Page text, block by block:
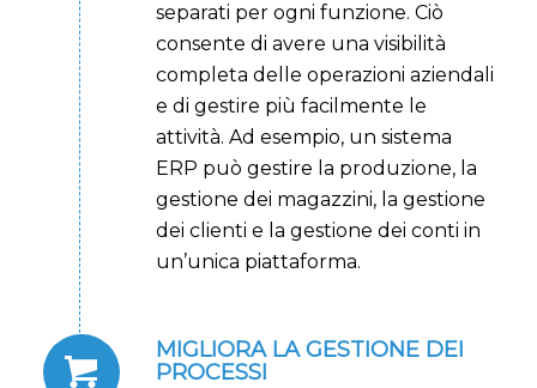
separati per ogni funzione. Ciò
consente di avere una visibilità
completa delle operazioni aziendali
e di gestire più facilmente le
attività. Ad esempio, un sistema
ERP può gestire la produzione, la
gestione dei magazzini, la gestione
dei clienti e la gestione dei conti in
un’unica piattaforma.
MIGLIORA LA GESTIONE DEI
PROCESSI